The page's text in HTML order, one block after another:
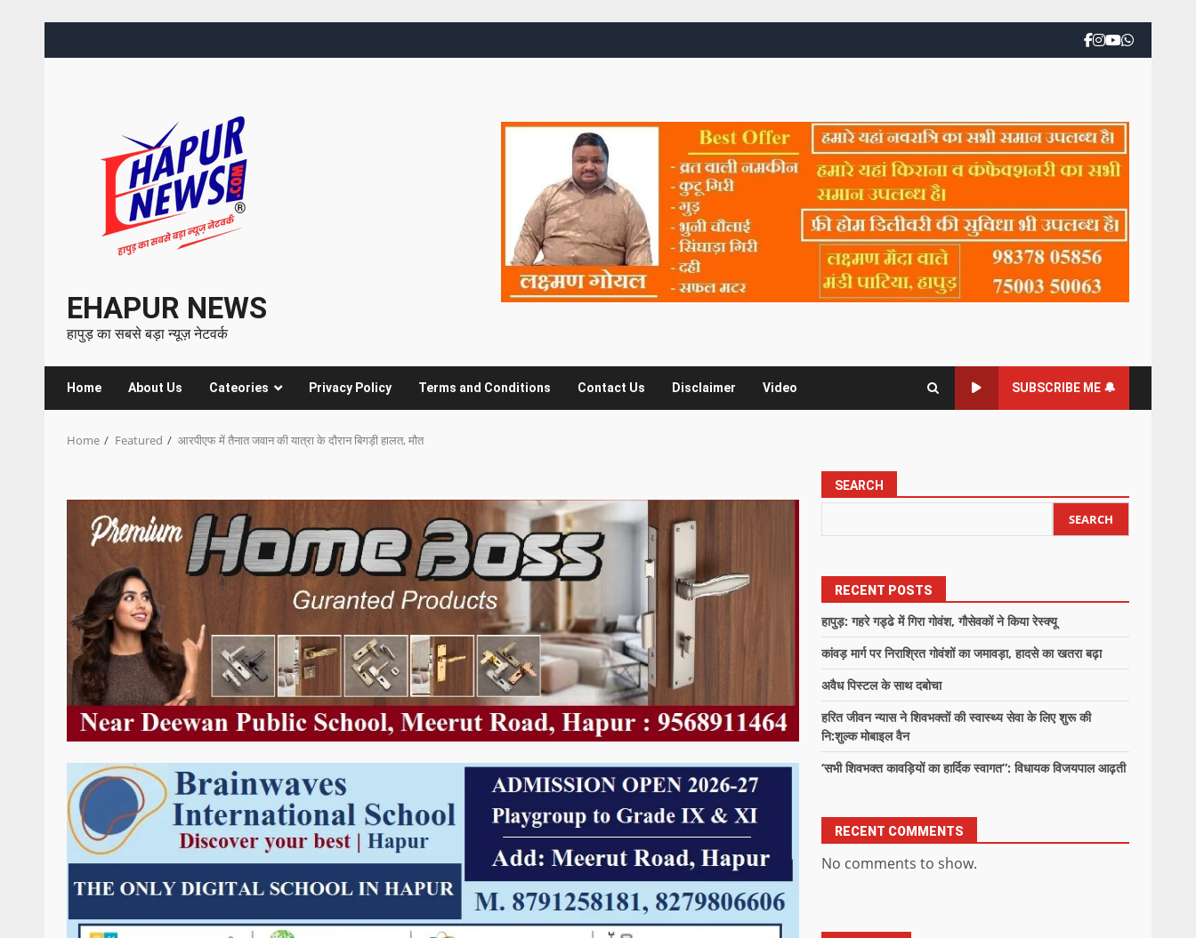
EHAPUR NEWS
हापुड़ का सबसे बड़ा न्यूज़ नेटवर्क
Home About Us Cateories Privacy Policy Terms and Conditions Contact Us Disclaimer Video SUBSCRIBE ME 🔔
Home Featured आरपीएफ में तैनात जवान की यात्रा के दौरान बिगड़ी हालत, मौत
SEARCH
SEARCH
RECENT POSTS
हापुड़: गहरे गड्ढे में गिरा गोवंश, गौसेवकों ने किया रेस्क्यू
कांवड़ मार्ग पर निराश्रित गोवंशों का जमावड़ा, हादसे का खतरा बढ़ा
अवैध पिस्टल के साथ दबोचा
हरित जीवन न्यास ने शिवभक्तों की स्वास्थ्य सेवा के लिए शुरू की
नि:शुल्क मोबाइल वैन
‘सभी शिवभक्त कावड़ियों का हार्दिक स्वागत”: विधायक विजयपाल आढ़ती
RECENT COMMENTS
No comments to show.